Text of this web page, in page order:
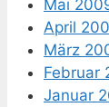
Mai
April
März
Februar
Januar